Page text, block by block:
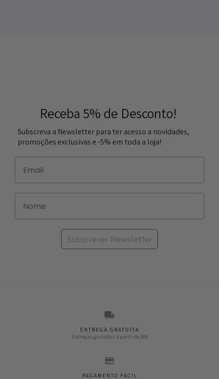
Receba 5% de Desconto!
Subscreva a Newsletter para ter acesso a novidades,
promoções exclusivas e -5% em toda a loja!
Subscrever Newsletter
ENTREGA GRATUITA
Entregas gratuitas a partir de 50€
PAGAMENTO FÁCIL